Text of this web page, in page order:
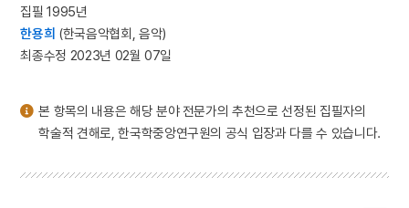
10
1 세조
2 금성대군
4
산청 범학리 삼층석탑
6 정순왕후
집필 1995년
한용희 (한국음악협회, 음악)
최종수정 2023년 02월 07일
본 항목의 내용은 해당 분야 전문가의 추천으로 선정된 집필자의
학술적 견해로, 한국학중앙연구원의 공식 입장과 다를 수 있습니다.